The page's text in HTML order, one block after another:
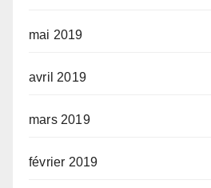
mai 2019
avril 2019
mars 2019
février 2019